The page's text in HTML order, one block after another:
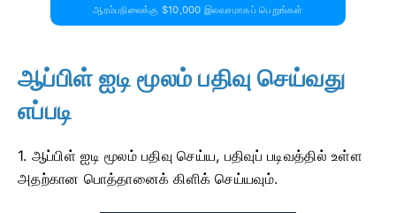
ஆரம்பநிலைக்கு $10,000 இலவசமாகப் பெறுங்கள்
ஆப்பிள் ஐடி மூலம் பதிவு செய்வது
எப்படி
1. ஆப்பிள் ஐடி மூலம் பதிவு செய்ய, பதிவுப் படிவத்தில் உள்ள
அதற்கான பொத்தானைக் கிளிக் செய்யவும்.